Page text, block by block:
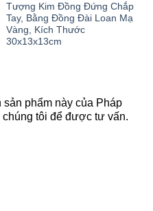
Tượng Kim Đồng Đứng Chắp
Tay, Bằng Đồng Đài Loan Mạ
Vàng, Kích Thước
30x13x13cm
phẩm này của Pháp
tôi để được tư vấn.